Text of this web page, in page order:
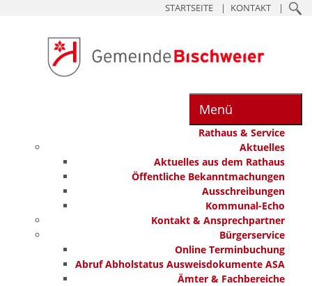
STARTSEITE KONTAKT
Menü
Rathaus & Service
Aktuelles
Aktuelles aus dem Rathaus
Öffentliche Bekanntmachungen
Ausschreibungen
Kommunal-Echo
Kontakt & Ansprechpartner
Bürgerservice
Online Terminbuchung
Abruf Abholstatus Ausweisdokumente ASA
Ämter & Fachbereiche